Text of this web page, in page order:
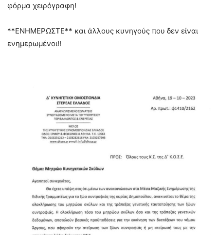
φόρμα χειρόγραφη!
**ΕΝΗΜΕΡΩΣΤΕ** και άλλους κυνηγούς που δεν είναι
ενημερωμένοι!!